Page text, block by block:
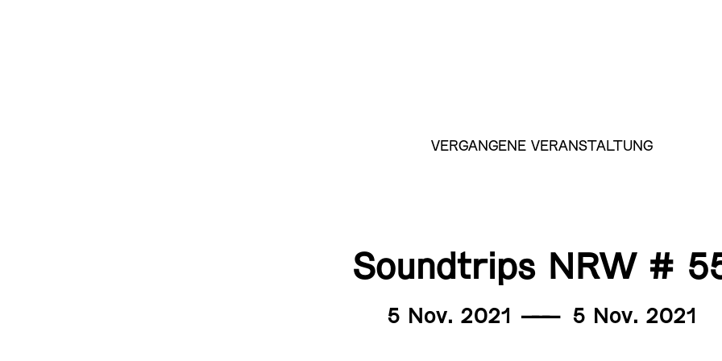
VERGANGENE VERANSTALTUNG
Soundtrips NRW #
5 Nov. 2021 ——— 5 Nov. 2021